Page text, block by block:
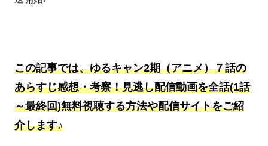
この記事では、ゆるキャン2期（アニメ）７話の
あらすじ感想・考察！見逃し配信動画を全話(1話
～最終回)無料視聴する方法や配信サイトをご紹
介します♪